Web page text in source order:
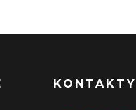
KONTAKTY